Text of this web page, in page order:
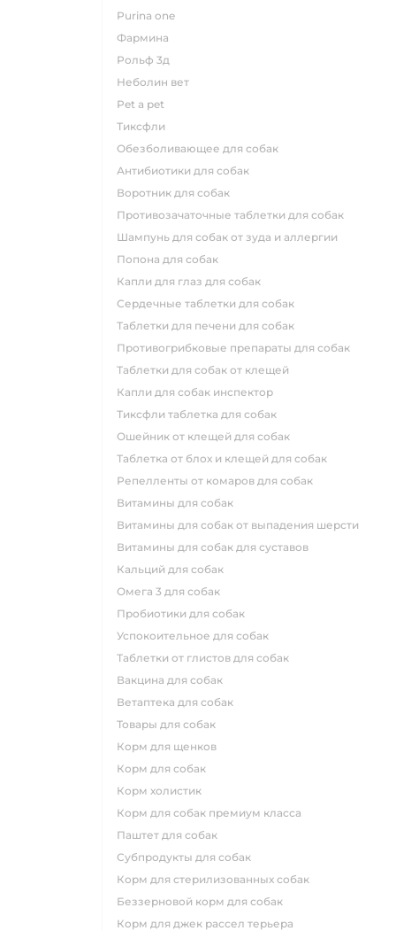
purina one
фармина
рольф 3д
неболин вет
pet a pet
тиксфли
обезболивающее для собак
антибиотики для собак
воротник для собак
противозачаточные таблетки для собак
шампунь для собак от зуда и аллергии
попона для собак
капли для глаз для собак
сердечные таблетки для собак
таблетки для печени для собак
противогрибковые препараты для собак
таблетки для собак от клещей
капли для собак инспектор
тиксфли таблетка для собак
ошейник от клещей для собак
таблетка от блох и клещей для собак
репелленты от комаров для собак
витамины для собак
витамины для собак от выпадения шерсти
витамины для собак для суставов
кальций для собак
омега 3 для собак
пробиотики для собак
успокоительное для собак
таблетки от глистов для собак
вакцина для собак
ветаптека для собак
товары для собак
корм для щенков
корм для собак
корм холистик
корм для собак премиум класса
паштет для собак
субпродукты для собак
корм для стерилизованных собак
беззерновой корм для собак
корм для джек рассел терьера